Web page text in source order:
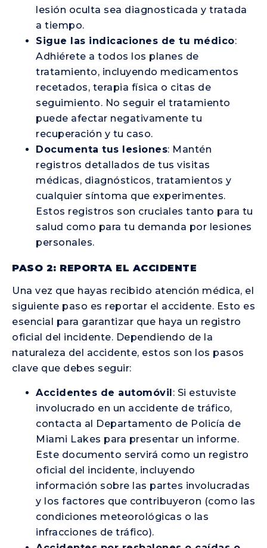
lesión oculta sea diagnosticada y tratada
a tiempo.
Sigue las indicaciones de tu médico:
Adhiérete a todos los planes de
tratamiento, incluyendo medicamentos
recetados, terapia física o citas de
seguimiento. No seguir el tratamiento
puede afectar negativamente tu
recuperación y tu caso.
Documenta tus lesiones: Mantén
registros detallados de tus visitas
médicas, diagnósticos, tratamientos y
cualquier síntoma que experimentes.
Estos registros son cruciales tanto para tu
salud como para tu demanda por lesiones
personales.
PASO 2: REPORTA EL ACCIDENTE
Una vez que hayas recibido atención médica, el
siguiente paso es reportar el accidente. Esto es
esencial para garantizar que haya un registro
oficial del incidente. Dependiendo de la
naturaleza del accidente, estos son los pasos
clave que debes seguir:
Accidentes de automóvil: Si estuviste
involucrado en un accidente de tráfico,
contacta al Departamento de Policía de
Miami Lakes para presentar un informe.
Este documento servirá como un registro
oficial del incidente, incluyendo
información sobre las partes involucradas
y los factores que contribuyeron (como las
condiciones meteorológicas o las
infracciones de tráfico).